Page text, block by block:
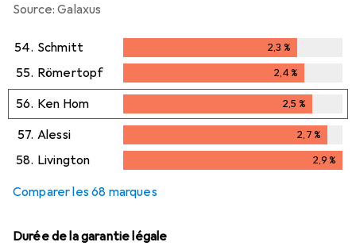
Source: Galaxus
54. Schmitt 2,3 %
55. Römertopf 2,4%
56. Ken Hom 2,5 %
2,5%
57. Alessi 2,7%
2,7%
58. Livington 2,9%
Comparer les 68 marques
Durée de la garantie légale